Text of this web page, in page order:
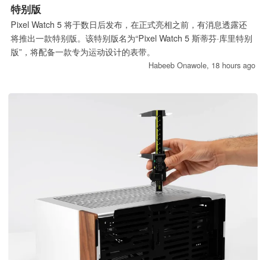
特别版
Pixel Watch 5 将于数日后发布，在正式亮相之前，有消息透露还
将推出一款特别版。该特别版名为“Pixel Watch 5 斯蒂芬·库里特别
版”，将配备一款专为运动设计的表带。
Habeeb Onawole, 18 hours ago